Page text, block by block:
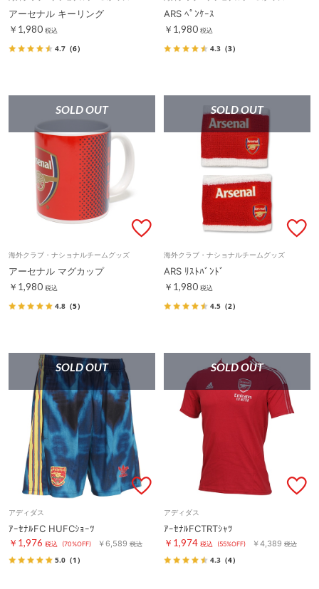
アーセナル キーリング
￥1,980 税込
4.7 （6）
ARS ﾍﾟﾝｹｰｽ
￥1,980 税込
4.3 （3）
SOLD OUT
海外クラブ・ナショナルチームグッズ
アーセナル マグカップ
￥1,980 税込
4.8 （5）
SOLD OUT
海外クラブ・ナショナルチームグッズ
ARS ﾘｽﾄﾊﾞﾝﾄﾞ
￥1,980 税込
4.5 （2）
SOLD OUT
アディダス
ｱｰｾﾅﾙFC HUFCｼｮｰﾂ
￥1,976 税込 (70%OFF) ￥6,589 税込
5.0 （1）
SOLD OUT
アディダス
ｱｰｾﾅﾙFCTRTｼｬﾂ
￥1,974 税込 (55%OFF) ￥4,389 税込
4.3 （4）